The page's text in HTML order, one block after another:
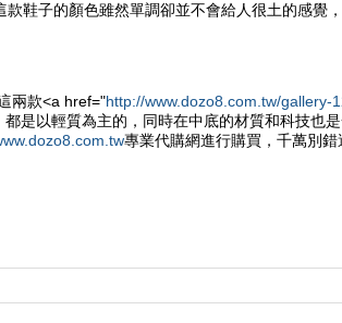
鞋子的顏色雖然單調卻並不會給人很土的感覺
兩款<a href="http://www.dozo8.com.tw/gallery-
是以輕質為主的，同時在中底的材質和科技也
專業代購網進行購買，千萬別錯